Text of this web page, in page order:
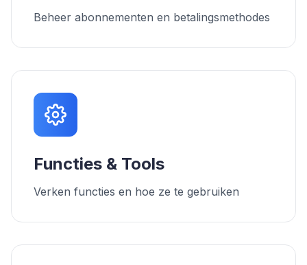
Beheer abonnementen en betalingsmethodes
Functies & Tools
Verken functies en hoe ze te gebruiken